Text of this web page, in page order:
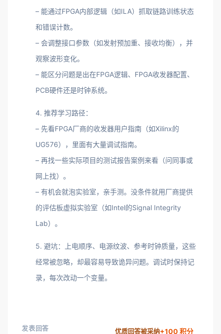
– 能通过FPGA内部逻辑（如ILA）抓取链路训练状态
和错误计数。
– 会调整接口参数（如发射预加重、接收均衡），并
观察波形变化。
– 能区分问题是出在FPGA逻辑、FPGA收发器配置、
PCB硬件还是时钟系统。
4. 推荐学习路径：
– 先看FPGA厂商的收发器用户指南（如Xilinx的
UG576），里面有大量调试指南。
– 再找一些实际项目的测试报告案例来看（问同事或
网上找）。
– 有机会就泡实验室，亲手测。没条件就用厂商提供
的评估板虚拟实验室（如Intel的Signal Integrity
Lab）。
5. 避坑：上电顺序、电源纹波、参考时钟质量，这些
经常被忽略，却最容易导致诡异问题。调试时保持记
录，每次改动一个变量。
发表回答 优质回答被采纳+100 积分